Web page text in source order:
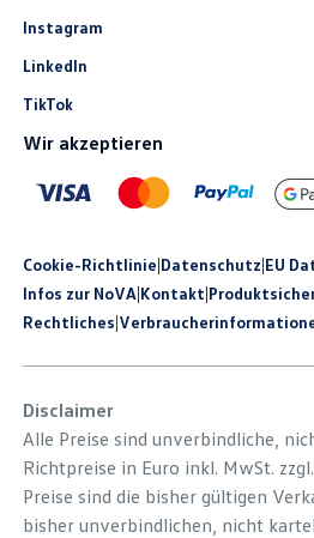
Instagram
LinkedIn
TikTok
Wir akzeptieren
Cookie-Richtlinie|Datenschutz|EU
Infos zur NoVA|Kontakt|
Rechtliches|
Disclaimer
Alle Preise sind unverbindliche,
Richtpreise in Euro inkl. MwSt.
Preise sind die bisher gültigen
bisher unverbindlichen, nicht